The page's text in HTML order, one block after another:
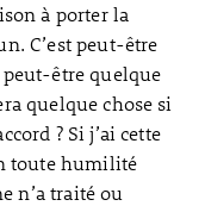
à porter la
C’est peut-être
peut-être quelque
quelque chose si
? Si j’ai cette
toute humilité
n’a traité ou